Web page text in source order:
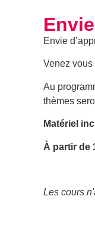
Envie
Venez vous
Au
thèmes
Matériel
À partir de
Les cours